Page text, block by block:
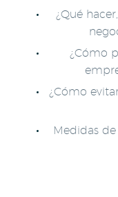
¿Qué
¿Cómo
¿Cómo
Medidas